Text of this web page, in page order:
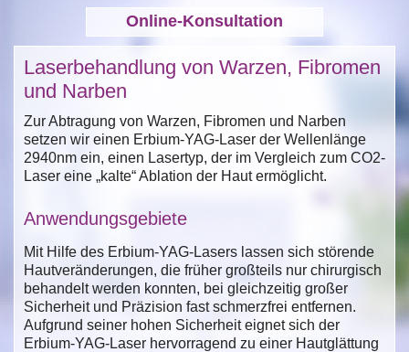
Online-Konsultation
Laserbehandlung von Warzen, Fibromen
und Narben
Zur Abtragung von Warzen, Fibromen und Narben
setzen wir einen Erbium-YAG-Laser der Wellenlänge
2940nm ein, einen Lasertyp, der im Vergleich zum CO2-
Laser eine „kalte“ Ablation der Haut ermöglicht.
Anwendungsgebiete
Mit Hilfe des Erbium-YAG-Lasers lassen sich störende
Hautveränderungen, die früher großteils nur chirurgisch
behandelt werden konnten, bei gleichzeitig großer
Sicherheit und Präzision fast schmerzfrei entfernen.
Aufgrund seiner hohen Sicherheit eignet sich der
Erbium-YAG-Laser hervorragend zu einer Hautglättung